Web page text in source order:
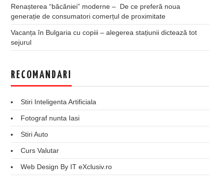
Renașterea “băcăniei” moderne – De ce preferă noua
generație de consumatori comerțul de proximitate
Vacanța în Bulgaria cu copiii – alegerea stațiunii dictează tot
sejurul
RECOMANDARI
Stiri Inteligenta Artificiala
Fotograf nunta Iasi
Stiri Auto
Curs Valutar
Web Design By IT eXclusiv.ro